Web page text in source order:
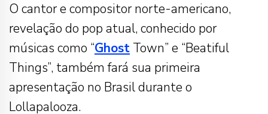
O cantor e compositor norte-americano,
revelação do pop atual, conhecido por
músicas como “Ghost Town” e “Beatiful
Things”, também fará sua primeira
apresentação no Brasil durante o
Lollapalooza.